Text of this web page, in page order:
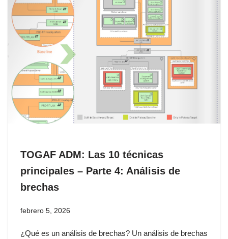
TOGAF ADM: Las 10 técnicas
principales – Parte 4: Análisis de
brechas
febrero 5, 2026
¿Qué es un análisis de brechas? Un análisis de brechas